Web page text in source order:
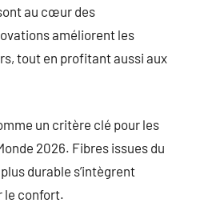
au cœur des
améliorent les
tout en profitant aussi aux
un critère clé pour les
2026. Fibres issues du
durable s’intègrent
le confort.